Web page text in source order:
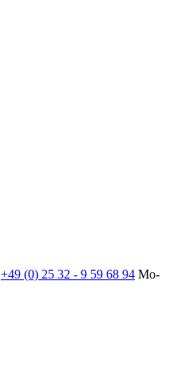
+49 (0) 25 32 - 9 59 68 94 Mo-